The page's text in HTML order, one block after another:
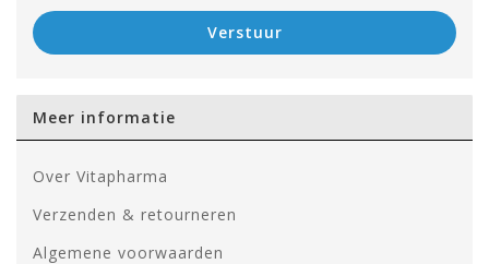
Verstuur
Meer informatie
Over Vitapharma
Verzenden & retourneren
Algemene voorwaarden